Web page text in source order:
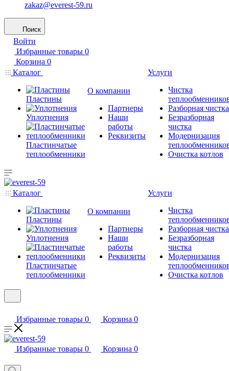
zakaz@everest-59.ru
Поиск
Войти
Избранные товары 0
Корзина 0
Каталог
Пластины
Уплотнения
Пластинчатые
теплообменники
О компании
Партнеры
Наши
работы
Реквизиты
Услуги
Чистка
Разборная чистка
Безразборная
чистка
Модернизация
Очистка котлов
Каталог
Пластины
Уплотнения
Пластинчатые
теплообменники
О компании
Партнеры
Наши
работы
Реквизиты
Услуги
Чистка
Разборная чистка
Безразборная
чистка
Модернизация
Очистка котлов
Избранные товары 0 Корзина 0
Избранные товары 0 Корзина 0